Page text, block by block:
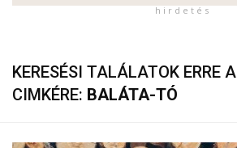
h i r d e t é s
KERESÉSI TALÁLATOK ERRE A
CIMKÉRE: BALÁTA-TÓ